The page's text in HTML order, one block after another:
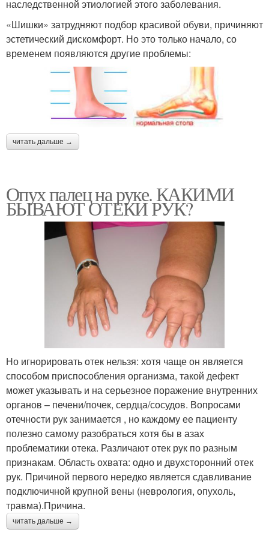
наследственной этиологией этого заболевания.
«Шишки» затрудняют подбор красивой обуви, причиняют
эстетический дискомфорт. Но это только начало, со
временем появляются другие проблемы:
читать дальше →
Опух палец на руке. КАКИМИ
БЫВАЮТ ОТЕКИ РУК?
Но игнорировать отек нельзя: хотя чаще он является
способом приспособления организма, такой дефект
может указывать и на серьезное поражение внутренних
органов – печени/почек, сердца/сосудов. Вопросами
отечности рук занимается , но каждому ее пациенту
полезно самому разобраться хотя бы в азах
проблематики отека. Различают отек рук по разным
признакам. Область охвата: одно и двухсторонний отек
рук. Причиной первого нередко является сдавливание
подключичной крупной вены (неврология, опухоль,
травма).Причина.
читать дальше →